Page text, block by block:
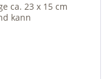
ca. 23 x 15 cm
kann